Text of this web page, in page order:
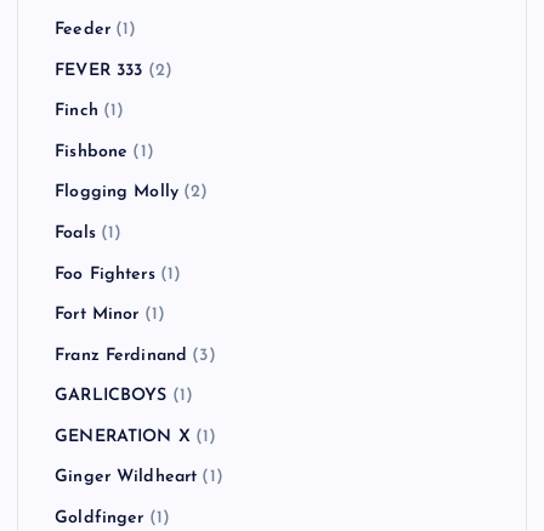
Feeder(1)
FEVER 333 (2)
Finch (1)
Fishbone (1)
Flogging Molly (2)
Foals(1)
Foo Fighters(1)
Fort Minor (1)
Franz Ferdinand (3)
GARLICBOYS (1)
GENERATION X (1)
Ginger Wildheart (1)
Goldfinger (1)